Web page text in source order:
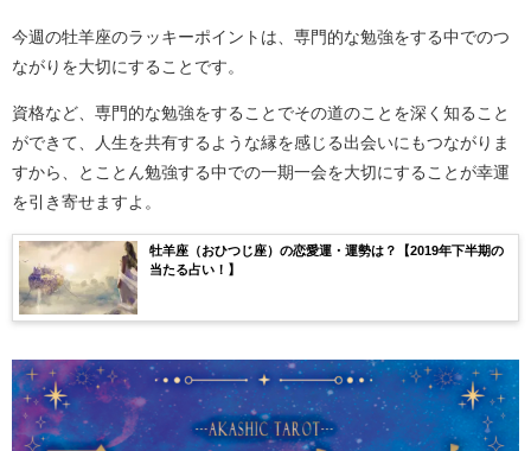
今週の牡羊座のラッキーポイントは、専門的な勉強をする中でのつ
ながりを大切にすることです。
資格など、専門的な勉強をすることでその道のことを深く知ること
ができて、人生を共有するような縁を感じる出会いにもつながりま
すから、とことん勉強する中での一期一会を大切にすることが幸運
を引き寄せますよ。
牡羊座（おひつじ座）の恋愛運・運勢は？【2019年下半期の
当たる占い！】